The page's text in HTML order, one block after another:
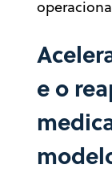
e o